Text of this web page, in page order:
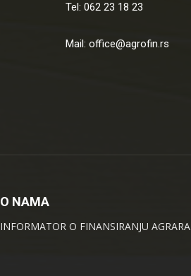
Tel: 062 23 18 23
Mail: office@agrofin.rs
O NAMA
INFORMATOR O FINANSIRANJU AGRARA